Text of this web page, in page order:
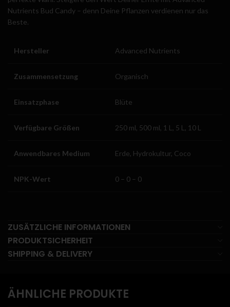
Nutrients Bud Candy – denn Deine Pflanzen verdienen nur das
Beste.
Hersteller Advanced Nutrients
Zusammensetzung Organisch
Einsatzphase Blüte
Verfügbare Größen 250 ml, 500 ml, 1 L, 5 L, 10 L
Anwendbares Medium Erde, Hydrokultur, Coco
NPK-Wert 0 – 0 – 0
ZUSÄTZLICHE INFORMATIONEN
PRODUKTSICHERHEIT
SHIPPING & DELIVERY
ÄHNLICHE PRODUKTE